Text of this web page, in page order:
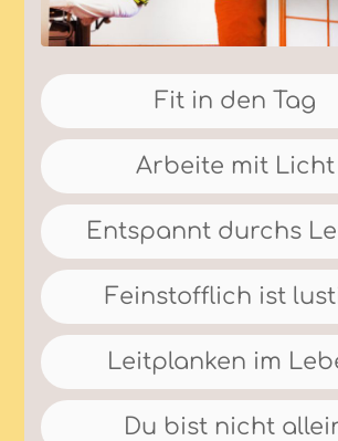
Fit in den Tag
Arbeite mit Licht
Entspannt durchs
Feinstofflich ist
Leitplanken im
Du bist nicht